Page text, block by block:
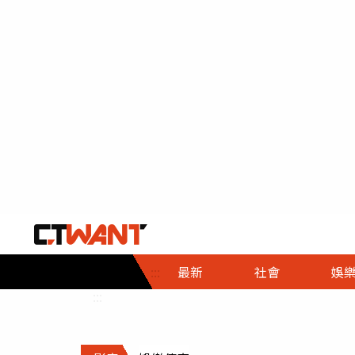
::: 最新 社會
社會首頁
時事
調查
娛樂
娛樂首頁
即時
財經首頁
熱線
政